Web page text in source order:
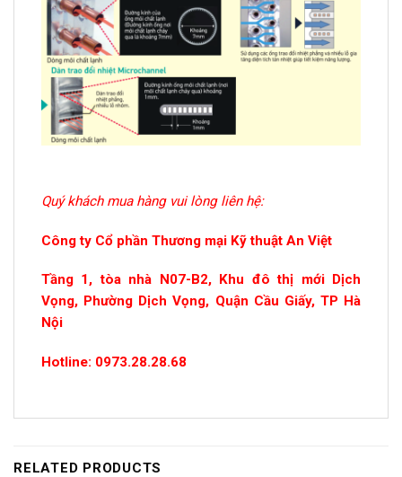
Quý khách mua hàng vui lòng liên hệ:
Công ty Cổ phần Thương mại Kỹ thuật An Việt
Tầng 1, tòa nhà N07-B2, Khu đô thị mới Dịch
Vọng, Phường Dịch Vọng, Quận Cầu Giấy, TP Hà
Nội
Hotline: 0973.28.28.68
RELATED PRODUCTS